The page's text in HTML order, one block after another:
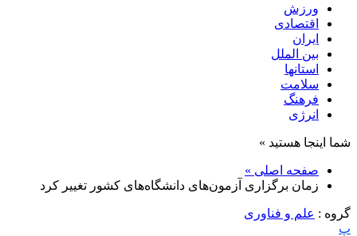
ورزش
اقتصادی
ایران
بین الملل
استانها
سلامت
فرهنگ
انرژی
شما اینجا هستید »
صفحه اصلی »
زمان برگزاری آزمون‌های دانشگاه‌های کشور تغییر کرد
گروه : علم و فناوری
پ